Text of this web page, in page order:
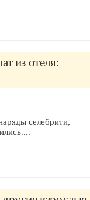
из отеля:
селебрити,